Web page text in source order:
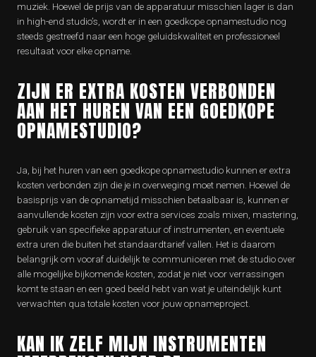
muziek. Hoewel de prijs van de apparatuur misschien lager is dan
in high-end studio’s, wordt er in een goedkope opnamestudio nog
steeds gestreefd naar een hoge geluidskwaliteit en professioneel
resultaat voor elke opname.
ZIJN ER EXTRA KOSTEN VERBONDEN
AAN HET HUREN VAN EEN GOEDKOPE
OPNAMESTUDIO?
Ja, bij het huren van een goedkope opnamestudio kunnen er extra
kosten verbonden zijn die je in overweging moet nemen. Hoewel de
basisprijs van de opnametijd misschien betaalbaar is, kunnen er
aanvullende kosten zijn voor extra services zoals mixen, mastering,
gebruik van specifieke apparatuur of instrumenten, en eventuele
extra uren die buiten het standaardtarief vallen. Het is daarom
belangrijk om vooraf duidelijk te communiceren met de studio over
alle mogelijke bijkomende kosten, zodat je niet voor verrassingen
komt te staan en een goed beeld hebt van wat je uiteindelijk kunt
verwachten qua totale kosten voor jouw opnameproject.
KAN IK ZELF MIJN INSTRUMENTEN